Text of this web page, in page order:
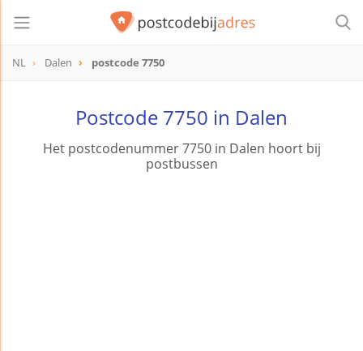
NL Dalen postcode 7750
Postcode 7750 in Dalen
Het postcodenummer 7750 in Dalen hoort bij
postbussen